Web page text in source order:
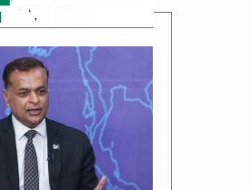
CHỦ